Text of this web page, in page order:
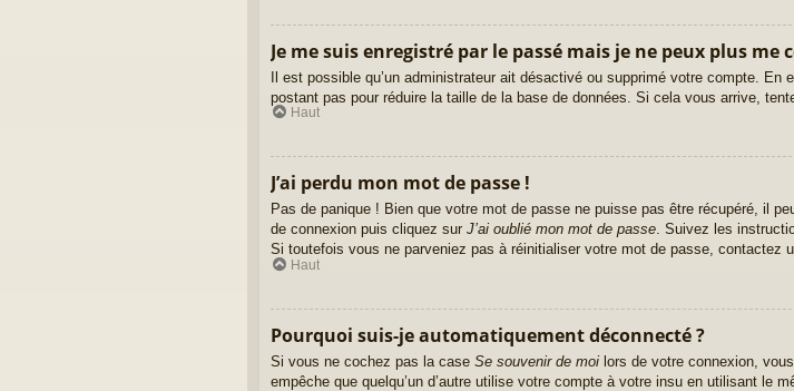
Je me suis enregistré par le passé mais je ne peux plus me
Il est possible qu’un administrateur ait désactivé ou supprimé votre compte.
postant pas pour réduire la taille de la base de données. Si cela vous arrive,
Haut
J’ai perdu mon mot de passe !
Pas de panique ! Bien que votre mot de passe ne puisse pas être récupéré, il
de connexion puis cliquez sur J’ai oublié mon mot de passe. Suivez les
Si toutefois vous ne parveniez pas à réinitialiser votre mot de passe, contactez
Haut
Pourquoi suis-je automatiquement déconnecté ?
Si vous ne cochez pas la case Se souvenir de moi lors de votre connexion,
empêche que quelqu’un d’autre utilise votre compte à votre insu en utilisant le